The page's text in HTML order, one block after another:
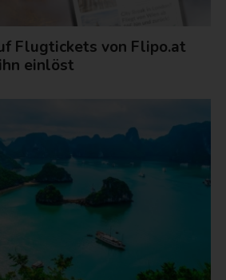
Flugtickets von Flipo.at
einlöst